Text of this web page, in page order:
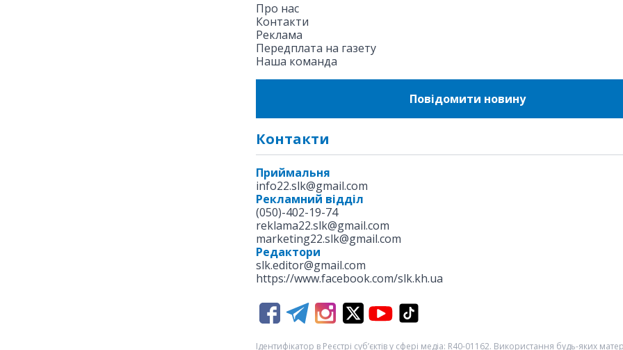
Про нас
Контакти
Реклама
Передплата на газету
Наша команда
Повідомити новину
Контакти
Приймальня
info22.slk@gmail.com
Рекламний відділ
(050)-402-19-74
reklama22.slk@gmail.com
marketing22.slk@gmail.com
Редактори
slk.editor@gmail.com
https://www.facebook.com/slk.kh.ua
Ідентифікатор в Реєстрі суб’єктів у сфері медіа: R40-01162. Використання будь-яких